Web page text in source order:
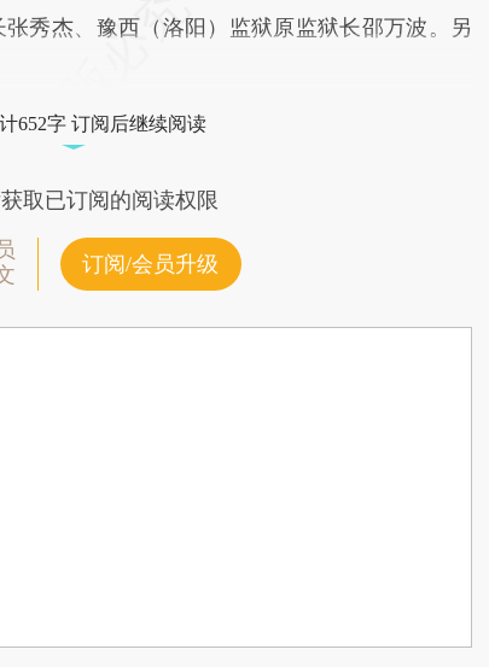
秀杰、豫西（洛阳）监狱原监狱长邵万波。另
652字 订阅后继续阅读
取已订阅的阅读权限
订阅/会员升级